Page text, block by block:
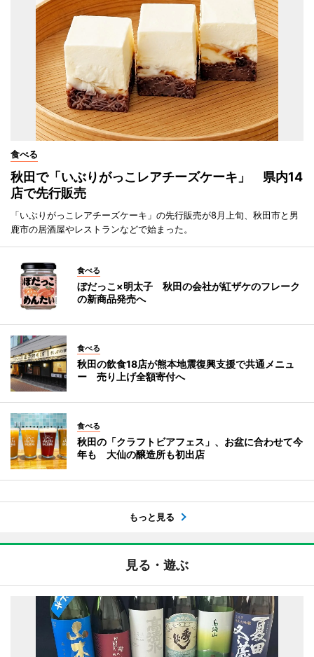
食べる
秋田で「いぶりがっこレアチーズケーキ」 県内14
店で先行販売
「いぶりがっこレアチーズケーキ」の先行販売が8月上旬、秋田市と男
鹿市の居酒屋やレストランなどで始まった。
食べる
ぼだっこ×明太子 秋田の会社が紅ザケのフレーク
の新商品発売へ
食べる
秋田の飲食18店が熊本地震復興支援で共通メニュ
ー 売り上げ全額寄付へ
食べる
秋田の「クラフトビアフェス」、お盆に合わせて今
年も 大仙の醸造所も初出店
もっと見る
見る・遊ぶ